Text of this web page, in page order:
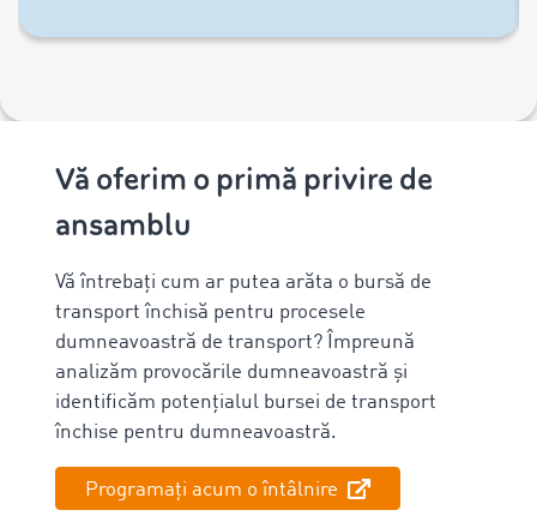
Vă oferim o primă privire de
ansamblu
Vă întrebați cum ar putea arăta o bursă de
transport închisă pentru procesele
dumneavoastră de transport? Împreună
analizăm provocările dumneavoastră și
identificăm potențialul bursei de transport
închise pentru dumneavoastră.
Programați acum o întâlnire